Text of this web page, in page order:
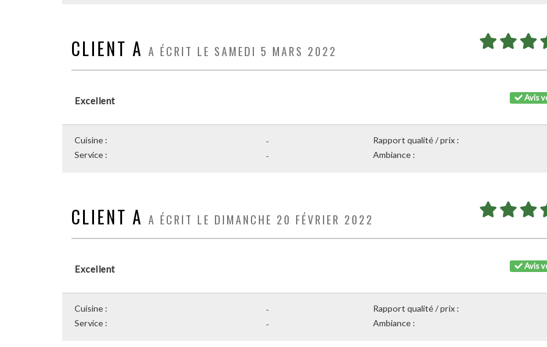
CLIENT A A ÉCRIT LE SAMEDI 5 MARS 2022
Avis
Excellent
-
Cuisine : Rapport qualité / prix :
-
Service : Ambiance :
CLIENT A A ÉCRIT LE DIMANCHE 20 FÉVRIER 2022
Avis
Excellent
-
Cuisine : Rapport qualité / prix :
-
Service : Ambiance :